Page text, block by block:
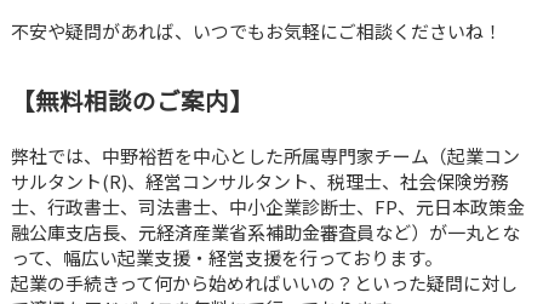
不安や疑問があれば、いつでもお気軽にご相談くださいね！
【無料相談のご案内】
弊社では、中野裕哲を中心とした所属専門家チーム（起業コン
サルタント(R)、経営コンサルタント、税理士、社会保険労務
士、行政書士、司法書士、中小企業診断士、FP、元日本政策金
融公庫支店長、元経済産業省系補助金審査員など）が一丸とな
って、幅広い起業支援・経営支援を行っております。
起業の手続きって何から始めればいいの？といった疑問に対し